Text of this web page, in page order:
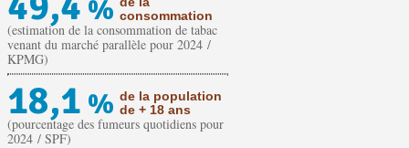
% consommation
(estimation de la consommation de tabac
venant du marché parallèle pour 2024 /
KPMG)
18,1 % de la population
de + 18 ans
(pourcentage des fumeurs quotidiens pour
2024 / SPF)